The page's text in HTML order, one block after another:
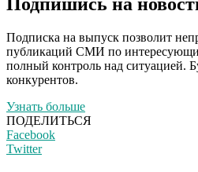
Подписка на выпуск позволит
публикаций СМИ по
полный контроль над ситуацией.
конкурентов.
Узнать больше
ПОДЕЛИТЬСЯ
Facebook
Twitter